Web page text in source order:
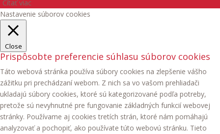
Čítať viac
Nastavenie súborov cookies
Close
Prispôsobte preferencie súhlasu súborov cookies
Táto webová stránka používa súbory cookies na zlepšenie vášho
zážitku pri prechádzaní webom. Z nich sa vo vašom prehliadači
ukladajú súbory cookies, ktoré sú kategorizované podľa potreby,
pretože sú nevyhnutné pre fungovanie základných funkcií webovej
stránky. Používame aj cookies tretích strán, ktoré nám pomáhajú
analyzovať a pochopiť, ako používate túto webovú stránku. Tieto